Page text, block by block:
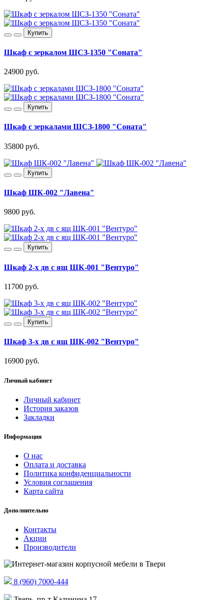
Купить
Шкаф с зеркалом ШСЗ-1350 "Соната"
24900 руб.
Купить
Шкаф с зеркалами ШСЗ-1800 "Соната"
35800 руб.
Купить
Шкаф ШК-002 "Лавена"
9800 руб.
Купить
Шкаф 2-х дв с ящ ШК-001 "Вентуро"
11700 руб.
Купить
Шкаф 3-х дв с ящ ШК-002 "Вентуро"
16900 руб.
Личный кабинет
Личный кабинет
История заказов
Закладки
Информация
О нас
Оплата и доставка
Политика конфиденциальности
Условия соглашения
Карта сайта
Дополнительно
Контакты
Акции
Производители
8 (960) 7000-444